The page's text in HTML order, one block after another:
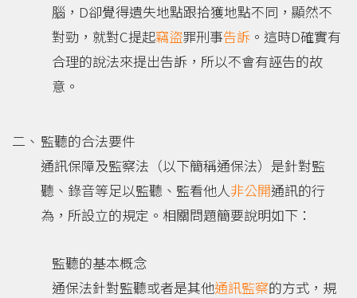
腦，D卻覺得遺失地點跟拾獲地點不同，顯然不
對勁，就對C提起竊盜罪刑事告訴 。這時D確實有
合理的說法來提出告訴，所以不會有誣告的故
意。
監聽的合法要件
通訊保障及監察法（以下簡稱通保法）是針對監
聽、錄音等足以監聽、監看他人非公開通訊的行
為，所設立的規定。相關問題簡要說明如下：
監聽的基本概念
通保法針對監聽或者是其他通訊監察的方式，規